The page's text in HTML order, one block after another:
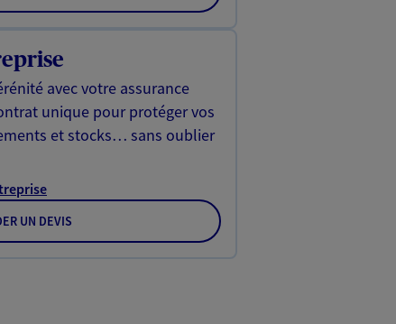
avec votre assurance
unique pour protéger vos
et stocks… sans oublier
UN DEVIS